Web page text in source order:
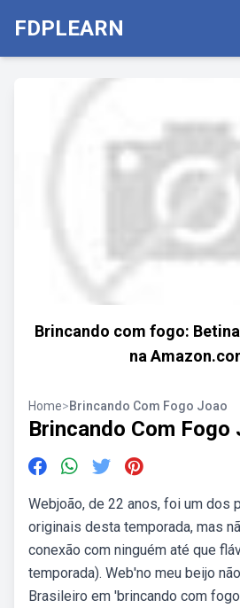
FDPLEARN
Brincando com fogo:
na
Home>Brincando Com Fogo Joao
Brincando Com Fogo
Webjoão, de 22 anos, foi um dos
originais desta temporada, mas
conexão com ninguém até que
temporada). Web'no meu beijo
Brasileiro em 'brincando com